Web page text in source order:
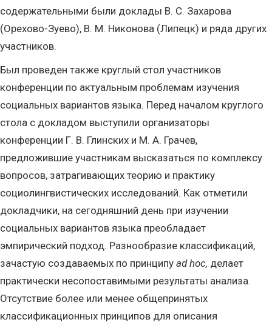
содержательными были доклады В. С. Захарова
(Орехово-Зуево), В. М. Никонова (Липецк) и ряда других
участников.
Был проведен также круглый стол участников
конференции по актуальным проблемам изучения
социальных вариантов языка. Перед началом круглого
стола с докладом выступили организаторы
конференции Г. В. Глинских и М. А. Грачев,
предложившие участникам высказаться по комплексу
вопросов, затрагивающих теорию и практику
социолингвистических исследований. Как отметили
докладчики, на сегодняшний день при изучении
социальных вариантов языка преобладает
эмпирический подход. Разнообразие классификаций,
зачастую создаваемых по принципу ad hoc, делает
практически несопоставимыми результаты анализа.
Отсутствие более или менее общепринятых
классификационных принципов для описания